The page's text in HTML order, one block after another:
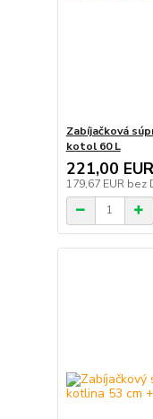
Zabíjačková
kotol 60 L
221,00 EUR
179,67 EUR bez